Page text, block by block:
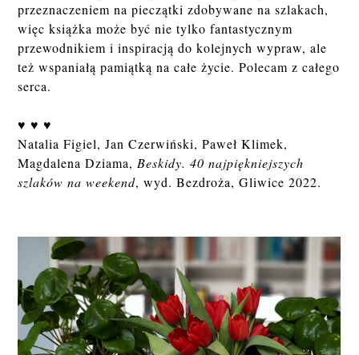
przeznaczeniem na pieczątki zdobywane na szlakach,
więc książka może być nie tylko fantastycznym
przewodnikiem i inspiracją do kolejnych wypraw, ale
też wspaniałą pamiątką na całe życie. Polecam z całego
serca.
♥ ♥ ♥
Natalia Figiel, Jan Czerwiński, Paweł Klimek,
Magdalena Dziama,Beskidy. 40 najpiękniejszych
szlaków na weekend, wyd. Bezdroża, Gliwice 2022.